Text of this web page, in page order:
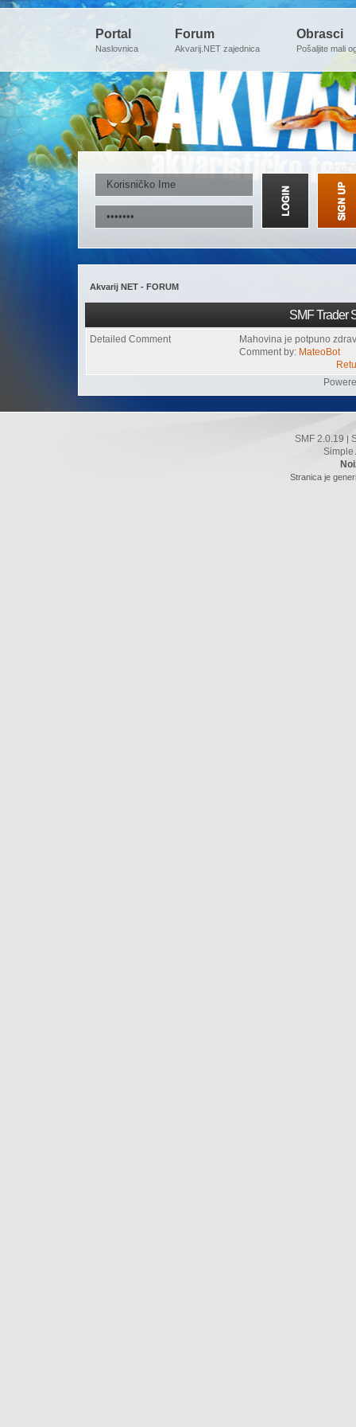
Portal
Naslovnica
Forum
Akvarij.NET zajednica
Obrasci
Pošaljite mali
Akvarij NET - FORUM
SMF Trader
Detailed Comment
Mahovina je potpuno
Comment by: MateoBot
SMF 2.0.19 |
Simple
Stranica je